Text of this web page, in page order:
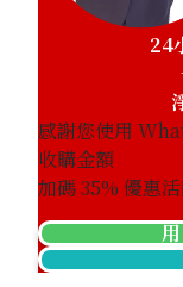
24
感謝您使用
收購金額
加碼35% 優惠活